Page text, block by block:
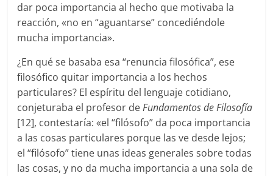
dar poca importancia al hecho que motivaba la
reacción, «no en “aguantarse” concediéndole
mucha importancia».
¿En qué se basaba esa “renuncia filosófica”, ese
filosófico quitar importancia a los hechos
particulares? El espíritu del lenguaje cotidiano,
conjeturaba el profesor deFundamentos de Filosofía
[12], contestaría: «el “filósofo” da poca importancia
a las cosas particulares porque las ve desde lejos;
el “filósofo” tiene unas ideas generales sobre todas
las cosas, y no da mucha importancia a una sola de